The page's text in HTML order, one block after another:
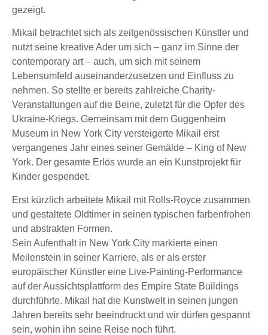
gezeigt.
Mikail betrachtet sich als zeitgenössischen Künstler und
nutzt seine kreative Ader um sich – ganz im Sinne der
contemporary art – auch, um sich mit seinem
Lebensumfeld auseinanderzusetzen und Einfluss zu
nehmen. So stellte er bereits zahlreiche Charity-
Veranstaltungen auf die Beine, zuletzt für die Opfer des
Ukraine-Kriegs. Gemeinsam mit dem Guggenheim
Museum in New York City versteigerte Mikail erst
vergangenes Jahr eines seiner Gemälde – King of New
York. Der gesamte Erlös wurde an ein Kunstprojekt für
Kinder gespendet.
Erst kürzlich arbeitete Mikail mit Rolls-Royce zusammen
und gestaltete Oldtimer in seinen typischen farbenfrohen
und abstrakten Formen.
Sein Aufenthalt in New York City markierte einen
Meilenstein in seiner Karriere, als er als erster
europäischer Künstler eine Live-Painting-Performance
auf der Aussichtsplattform des Empire State Buildings
durchführte. Mikail hat die Kunstwelt in seinen jungen
Jahren bereits sehr beeindruckt und wir dürfen gespannt
sein, wohin ihn seine Reise noch führt.